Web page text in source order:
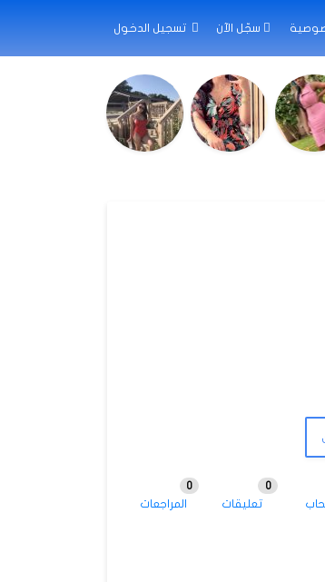
سجّل الآن تسجيل الدخول
تعليقات
0
المراجعات
0